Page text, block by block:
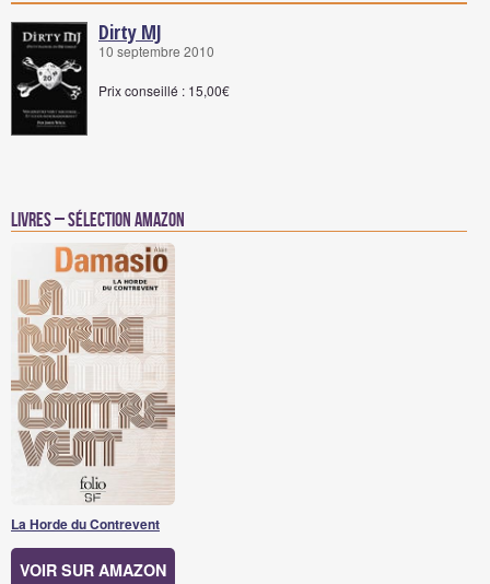
Dirty MJ
10 septembre 2010
Prix conseillé : 15,00€
Livres – Sélection Amazon
La Horde du Contrevent
VOIR SUR AMAZON